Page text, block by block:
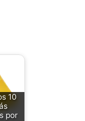
10
por